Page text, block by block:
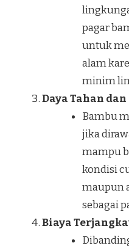
pagar
untuk
alam
minim
Daya Tahan
Bambu
jika
mampu
kondisi
maupun
sebagai
Biaya